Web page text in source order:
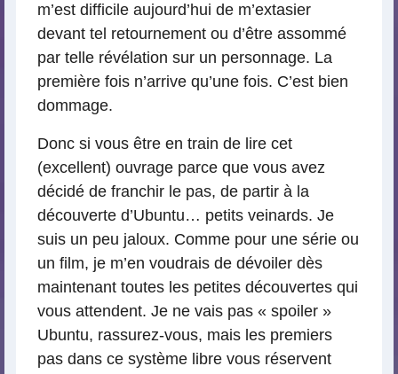
m’est difficile aujourd’hui de m’extasier
devant tel retournement ou d’être assommé
par telle révélation sur un personnage. La
première fois n’arrive qu’une fois. C’est bien
dommage.
Donc si vous être en train de lire cet
(excellent) ouvrage parce que vous avez
décidé de franchir le pas, de partir à la
découverte d’Ubuntu… petits veinards. Je
suis un peu jaloux. Comme pour une série ou
un film, je m’en voudrais de dévoiler dès
maintenant toutes les petites découvertes qui
vous attendent. Je ne vais pas « spoiler »
Ubuntu, rassurez-vous, mais les premiers
pas dans ce système libre vous réservent